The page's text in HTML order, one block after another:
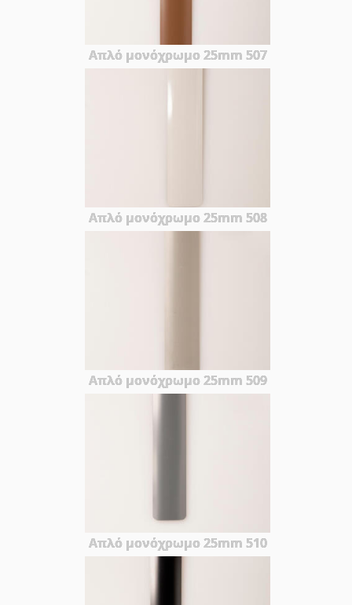
Απλό μονόχρωμο 25mm 507
Απλό μονόχρωμο 25mm 508
Απλό μονόχρωμο 25mm 509
Απλό μονόχρωμο 25mm 510